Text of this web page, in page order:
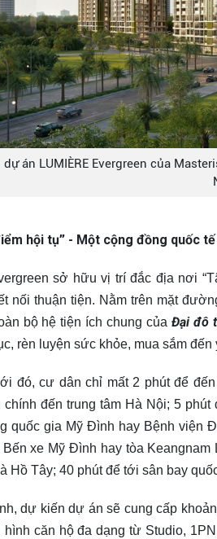
án LUMIÈRE Evergreen của
hội tụ” - Một cộng đồng quốc
sở hữu vị trí đắc địa nơi
nối thuận tiện. Nằm trên mặt
bộ hệ tiện ích chung của Đại đô
rèn luyện sức khỏe, mua sắm
đó, cư dân chỉ mất 2 phút để
đến trung tâm Hà Nội; 5
quốc gia Mỹ Đình hay Bệnh viện
Bến xe Mỹ Đình hay tòa
Hồ Tây; 40 phút để tới sân bay
dự kiến dự án sẽ cung cấp
hình căn hộ đa dạng từ Studio,